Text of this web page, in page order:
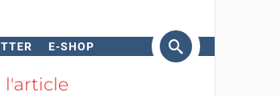
E-SHOP
l'article